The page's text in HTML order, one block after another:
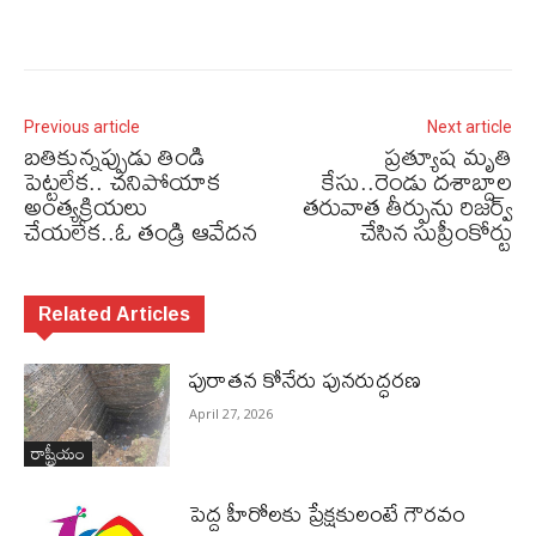
Previous article
బతికున్నప్పుడు తిండి
పెట్టలేక.. చనిపోయాక
అంత్యక్రియలు
చేయలేక..ఓ తండ్రి ఆవేదన
Next article
ప్రత్యూష మృతి
కేసు..రెండు దశాబ్దాల
తరువాత తీర్పును రిజర్వ్
చేసిన సుప్రీంకోర్టు
Related Articles
రాష్ట్రీయం
పురాత‌న కోనేరు పున‌రుద్ధ‌ర‌ణ
April 27, 2026
పెద్ద హీరోల‌కు ప్రేక్ష‌కులంటే గౌర‌వం